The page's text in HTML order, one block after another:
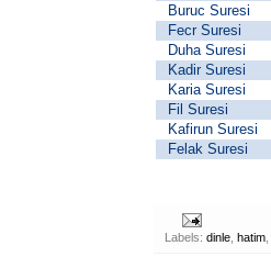
Buruc Suresi
Fecr Suresi
Duha Suresi
Kadir Suresi
Karia Suresi
Fil Suresi
Kafirun Suresi
Felak Suresi
Labels: dinle hatim